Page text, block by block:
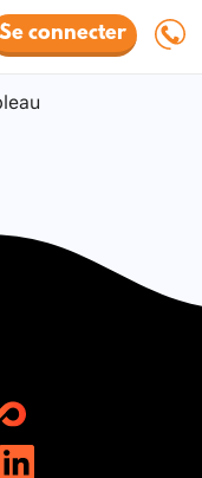
Se connecter